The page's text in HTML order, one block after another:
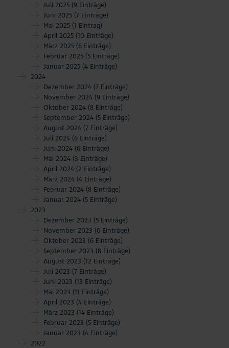
Juli 2025 (9 Einträge)
Juni 2025 (7 Einträge)
Mai 2025 (1 Eintrag)
April 2025 (10 Einträge)
März 2025 (6 Einträge)
Februar 2025 (5 Einträge)
Januar 2025 (4 Einträge)
2024
Dezember 2024 (7 Einträge)
November 2024 (9 Einträge)
Oktober 2024 (8 Einträge)
September 2024 (5 Einträge)
August 2024 (7 Einträge)
Juli 2024 (6 Einträge)
Juni 2024 (6 Einträge)
Mai 2024 (3 Einträge)
April 2024 (2 Einträge)
März 2024 (4 Einträge)
Februar 2024 (8 Einträge)
Januar 2024 (5 Einträge)
2023
Dezember 2023 (5 Einträge)
November 2023 (6 Einträge)
Oktober 2023 (6 Einträge)
September 2023 (8 Einträge)
August 2023 (12 Einträge)
Juli 2023 (7 Einträge)
Juni 2023 (13 Einträge)
Mai 2023 (11 Einträge)
April 2023 (4 Einträge)
März 2023 (14 Einträge)
Februar 2023 (5 Einträge)
Januar 2023 (4 Einträge)
2022